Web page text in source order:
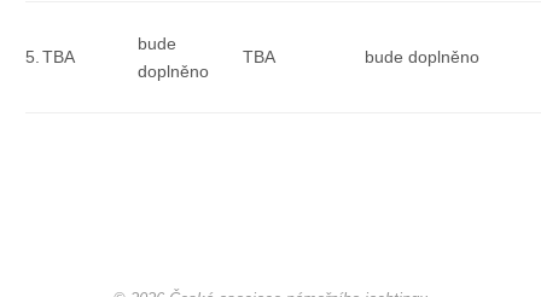
Modrá stuha
5. TBA
bude
doplněno
TBA bude doplněno